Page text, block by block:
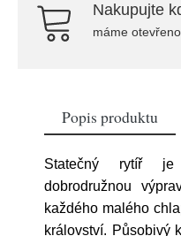
Nakupujte
máme
Popis produktu
Statečný rytíř
dobrodružnou
každého malého
království. Působivý